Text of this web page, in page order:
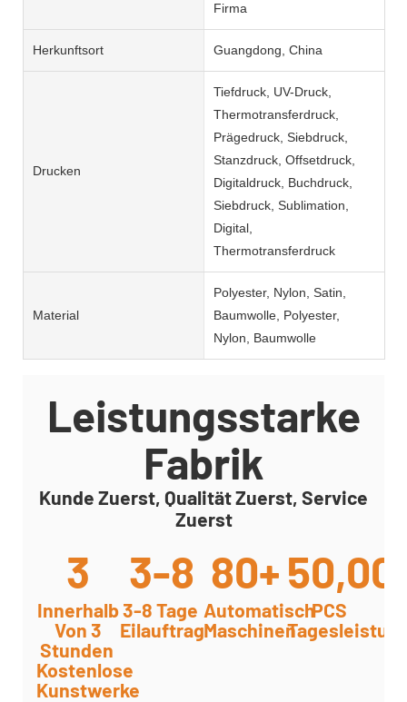
Firma
Herkunftsort Guangdong, China
Drucken
Tiefdruck, UV-Druck,
Thermotransferdruck,
Prägedruck, Siebdruck,
Stanzdruck, Offsetdruck,
Digitaldruck, Buchdruck,
Siebdruck, Sublimation,
Digital,
Thermotransferdruck
Material
Polyester, Nylon, Satin,
Baumwolle, Polyester,
Nylon, Baumwolle
Leistungsstarke
Fabrik
Kunde Zuerst, Qualität Zuerst, Service
Zuerst
3
Innerhalb
Von 3
Stunden
Kostenlose
Kunstwerke
3-8
3-8 Tage
Eilauftrag
80+
Automatisch
Maschinen
PCS